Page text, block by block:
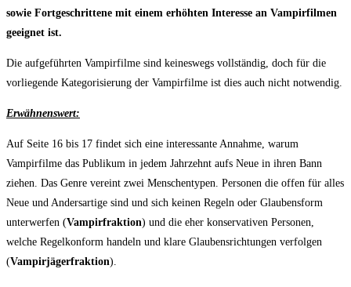
sowie Fortgeschrittene mit einem erhöhten Interesse an Vampirfilmen
geeignet ist.
Die aufgeführten Vampirfilme sind keineswegs vollständig, doch für die
vorliegende Kategorisierung der Vampirfilme ist dies auch nicht notwendig.
Erwähnenswert:
Auf Seite 16 bis 17 findet sich eine interessante Annahme, warum
Vampirfilme das Publikum in jedem Jahrzehnt aufs Neue in ihren Bann
ziehen. Das Genre vereint zwei Menschentypen. Personen die offen für alles
Neue und Andersartige sind und sich keinen Regeln oder Glaubensform
unterwerfen (Vampirfraktion) und die eher konservativen Personen,
welche Regelkonform handeln und klare Glaubensrichtungen verfolgen
(Vampirjägerfraktion).